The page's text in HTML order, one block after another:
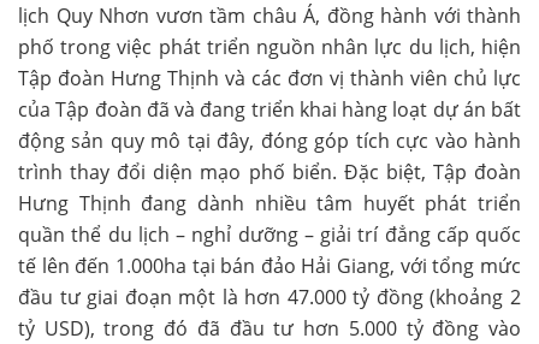
lịch Quy Nhơn vươn tầm châu Á, đồng hành với thành
phố trong việc phát triển nguồn nhân lực du lịch, hiện
Tập đoàn Hưng Thịnh và các đơn vị thành viên chủ lực
của Tập đoàn đã và đang triển khai hàng loạt dự án bất
động sản quy mô tại đây, đóng góp tích cực vào hành
trình thay đổi diện mạo phố biển. Đặc biệt, Tập đoàn
Hưng Thịnh đang dành nhiều tâm huyết phát triển
quần thể du lịch – nghỉ dưỡng – giải trí đẳng cấp quốc
tế lên đến 1.000ha tại bán đảo Hải Giang, với tổng mức
đầu tư giai đoạn một là hơn 47.000 tỷ đồng (khoảng 2
tỷ USD), trong đó đã đầu tư hơn 5.000 tỷ đồng vào